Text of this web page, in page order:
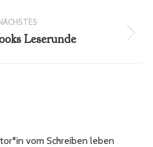
Nächster
Leserunde
vom Schreiben leben